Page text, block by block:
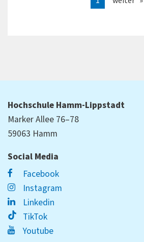
Hochschule Hamm-Lippstadt
Marker Allee 76–78
59063 Hamm
Social Media
Facebook
Instagram
Linkedin
TikTok
Youtube